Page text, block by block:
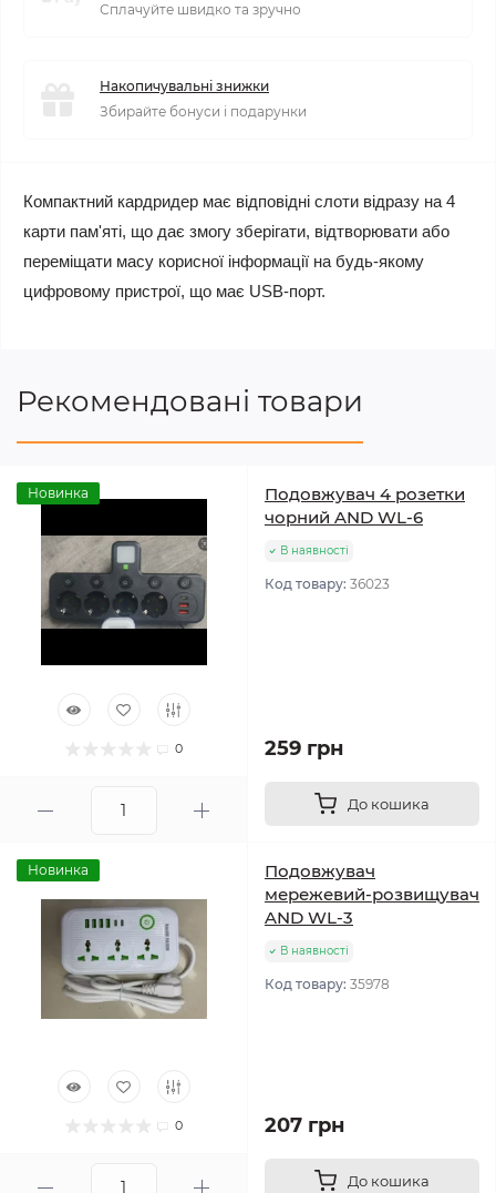
Сплачуйте швидко та зручно
Накопичувальні знижки
Збирайте бонуси і подарунки
Компактний кардридер має відповідні слоти відразу на 4
карти пам'яті, що дає змогу зберігати, відтворювати або
переміщати масу корисної інформації на будь-якому
цифровому пристрої, що має USB-порт.
Рекомендовані товари
Новинка
0
Подовжувач 4 розетки
чорний AND WL-6
В наявності
Код товару: 36023
259 грн
До кошика
Новинка
0
Подовжувач
мережевий-розвищувач
AND WL-3
В наявності
Код товару: 35978
207 грн
До кошика